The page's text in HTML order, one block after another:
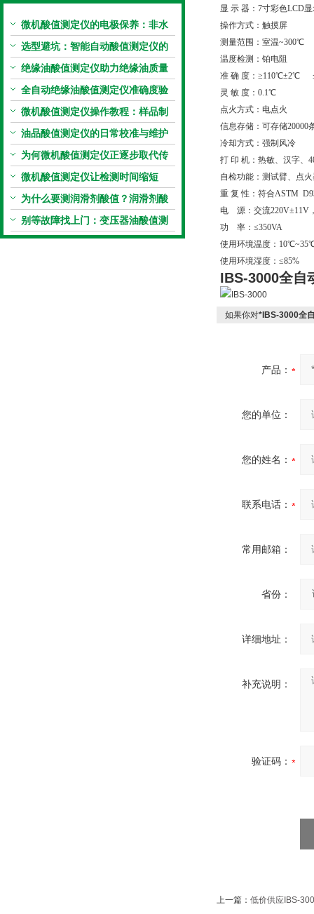
微机酸值测定仪的电极保养：非水
电极的清洗与活化方法
选型避坑：智能自动酸值测定仪的
加热功率与萃取时间关系
绝缘油酸值测定仪助力绝缘油质量
把控，降低设备故障
全自动绝缘油酸值测定仪准确度验
证：标准物质标定步骤
微机酸值测定仪操作教程：样品制
备、参数设置与结果解读
油品酸值测定仪的日常校准与维护
流程
为何微机酸值测定仪正逐步取代传
统手动滴定法？
微机酸值测定仪让检测时间缩短
50%
为什么要测润滑剂酸值？润滑剂酸
值测定法告诉你答案
别等故障找上门：变压器油酸值测
试仪的预警功能
显 示 器：7寸彩色LCD
操作方式：触摸屏
测量范围：室温~300℃
温度检测：铂电阻
准 确 度：≥110℃±2℃
灵 敏 度：0.1℃
点火方式：电点火
信息存储：可存储20000
冷却方式：强制风冷
打 印 机：热敏、汉字、
自检功能：测试臂、点
重 复 性：符合ASTM
电 源：交流220V±11V
功 率：≤350VA
使用环境温度：
使用环境湿度：≤85%
IBS-3000全自
如果你对*IBS-3000全
产品：
您的单位：
您的姓名：
联系电话：
常用邮箱：
省份：
详细地址：
补充说明：
验证码：
上一篇： 低价供应IBS-